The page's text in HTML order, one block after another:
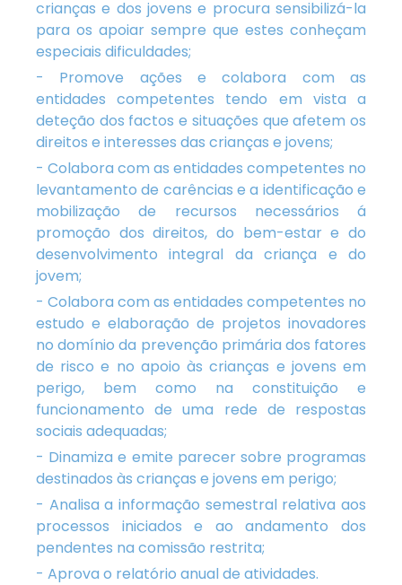
crianças e dos jovens e procura sensibilizá-la
para os apoiar sempre que estes conheçam
especiais dificuldades;
- Promove ações e colabora com as
entidades competentes tendo em vista a
deteção dos factos e situações que afetem os
direitos e interesses das crianças e jovens;
- Colabora com as entidades competentes no
levantamento de carências e a identificação e
mobilização de recursos necessários á
promoção dos direitos, do bem-estar e do
desenvolvimento integral da criança e do
jovem;
- Colabora com as entidades competentes no
estudo e elaboração de projetos inovadores
no domínio da prevenção primária dos fatores
de risco e no apoio às crianças e jovens em
perigo, bem como na constituição e
funcionamento de uma rede de respostas
sociais adequadas;
- Dinamiza e emite parecer sobre programas
destinados às crianças e jovens em perigo;
- Analisa a informação semestral relativa aos
processos iniciados e ao andamento dos
pendentes na comissão restrita;
- Aprova o relatório anual de atividades.